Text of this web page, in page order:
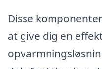
Disse
at give dig en